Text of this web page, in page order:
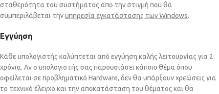
σταθερότητα του συστήματος απο την στιγμή που θα
συμπεριλάβεται τηνυπηρεσία εγκατάστασης των Windows.
Εγγύηση
Κάθε υπολογιστής καλύπτεται από εγγύηση καλής λειτουργίας για 2
χρόνια. Αν ο υπολογιστής σας παρουσιάσει κάποιο θέμα όπου
οφείλεται σε προβληματικό Hardware, δεν θα υπάρξουν χρεώσεις για
το τεχνικό έλεγχο και την αποκατάσταση του θέματος και θα